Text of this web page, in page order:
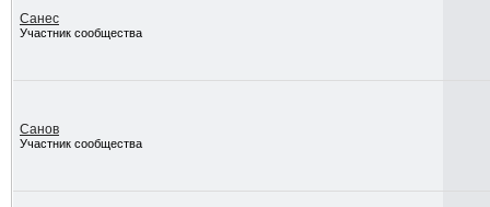
Санес
Участник сообщества
Санов
Участник сообщества